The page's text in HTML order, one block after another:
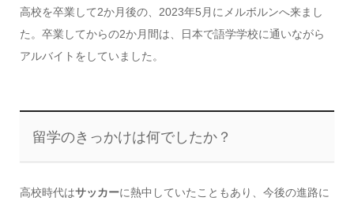
高校を卒業して2か月後の、2023年5月にメルボルンへ来まし
た。卒業してからの2か月間は、日本で語学学校に通いながら
アルバイトをしていました。
留学のきっかけは何でしたか？
高校時代はサッカーに熱中していたこともあり、今後の進路に